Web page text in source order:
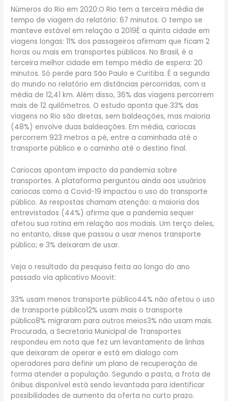
Números do Rio em 2020:O Rio tem a terceira média de
tempo de viagem do relatório: 67 minutos. O tempo se
manteve estável em relação a 2019É a quinta cidade em
viagens longas: 11% dos passageiros afirmam que ficam 2
horas ou mais em transportes públicos. No Brasil, é a
terceira melhor cidade em tempo médio de espera: 20
minutos. Só perde para São Paulo e Curitiba. É a segunda
do mundo no relatório em distâncias percorridas, com a
média de 12,41 km. Além disso, 36% das viagens percorrem
mais de 12 quilômetros. O estudo aponta que 33% das
viagens no Rio são diretas, sem baldeações, mas maioria
(48%) envolve duas baldeações. Em média, cariocas
percorrem 923 metros a pé, entre a caminhada até o
transporte público e o caminho até o destino final.
Cariocas apontam impacto da pandemia sobre
transportes. A plataforma perguntou ainda aos usuários
cariocas como a Covid-19 impactou o uso do transporte
público. As respostas chamam atenção: a maioria dos
entrevistados (44%) afirma que a pandemia sequer
afetou sua rotina em relação aos modais. Um terço deles,
no entanto, disse que passou a usar menos transporte
público; e 3% deixaram de usar.
Veja o resultado da pesquisa feita ao longo do ano
passado via aplicativo Moovit:
33% usam menos transporte público44% não afetou o uso
de transporte público12% usam mais o transporte
público8% migraram para outros meios3% não usam mais.
Procurada, a Secretaria Municipal de Transportes
respondeu em nota que fez um levantamento de linhas
que deixaram de operar e está em dialogo com
operadores para definir um plano de recuperação de
forma atender a população. Segundo a pasta, a frota de
ônibus disponível está sendo levantada para identificar
possibilidades de aumento da oferta no curto prazo.